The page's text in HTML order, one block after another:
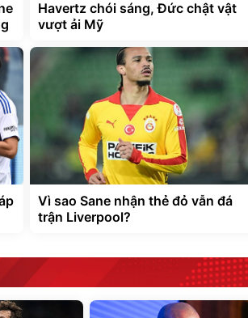
Havertz chói sáng, Đức chật vật
vượt ải Mỹ
Vì sao Sane nhận thẻ đỏ vẫn đá
trận Liverpool?